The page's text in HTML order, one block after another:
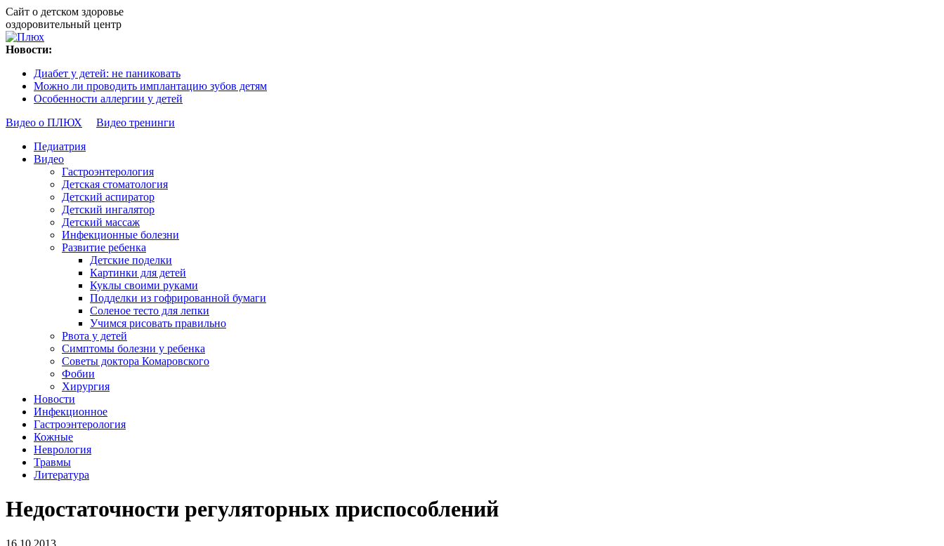
Сайт о детском здоровье
оздоровительный центр
Новости:
Диабет у детей: не паниковать
Можно ли проводить имплантацию зубов детям
Особенности аллергии у детей
Видео о ПЛЮХ
Видео тренинги
Педиатрия
Видео
Гастроэнтерология
Детская стоматология
Детский аспиратор
Детский ингалятор
Детский массаж
Инфекционные болезни
Развитие ребенка
Детские поделки
Картинки для детей
Куклы своими руками
Подделки из гофрированной бумаги
Соленое тесто для лепки
Учимся рисовать правильно
Рвота у детей
Симптомы болезни у ребенка
Советы доктора Комаровского
Фобии
Хирургия
Новости
Инфекционное
Гастроэнтерология
Кожные
Неврология
Травмы
Литература
Недостаточности регуляторных приспособлений
16.10.2013